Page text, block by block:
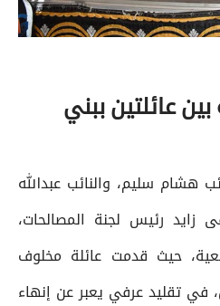
عائلتين ببني
هشام سليم، والنائب عبدالله
رئيس لجنة المصالحات،
حيث قدمت عائلة مخلوف
في تقليد عرفي يعبر عن إنهاء